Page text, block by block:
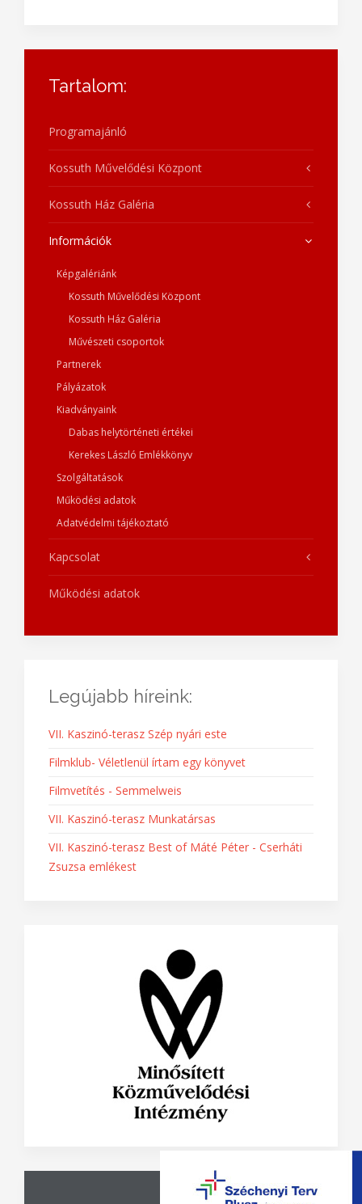
Tartalom:
Programajánló
Kossuth Művelődési Központ
Kossuth Ház Galéria
Információk
Képgalériánk
Kossuth Művelődési Központ
Kossuth Ház Galéria
Művészeti csoportok
Partnerek
Pályázatok
Kiadványaink
Dabas helytörténeti értékei
Kerekes László Emlékkönyv
Szolgáltatások
Működési adatok
Adatvédelmi tájékoztató
Kapcsolat
Működési adatok
Legújabb híreink:
VII. Kaszinó-terasz Szép nyári este
Filmklub- Véletlenül írtam egy könyvet
Filmvetítés - Semmelweis
VII. Kaszinó-terasz Munkatársas
VII. Kaszinó-terasz Best of Máté Péter - Cserháti
Zsuzsa emlékest